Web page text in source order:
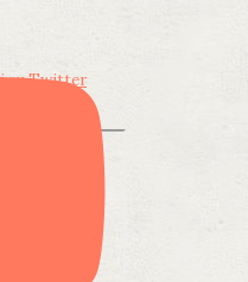
su Twitter